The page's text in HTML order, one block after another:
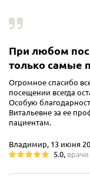
При любом
только самые
Огромное спасибо
посещении всегда
Особую
Витальевне за ее профессиональное отношение к работе и
пациентам.
Владимир, 13 июня
5.0, врачи